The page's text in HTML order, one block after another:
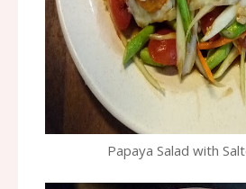
Papaya Salad with